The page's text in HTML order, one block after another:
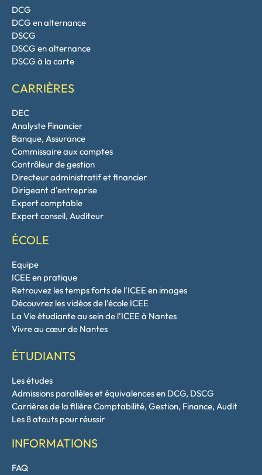
DCG
DCG en alternance
DSCG
DSCG en alternance
DSCG à la carte
CARRIÈRES
DEC
Analyste Financier
Banque, Assurance
Commissaire aux comptes
Contrôleur de gestion
Directeur administratif et financier
Dirigeant d’entreprise
Expert comptable
Expert conseil, Auditeur
ÉCOLE
Equipe
ICEE en pratique
Retrouvez les temps forts de l’ICEE en images
Découvrez les vidéos de l’école ICEE
La Vie étudiante au sein de l’ICEE à Nantes
Vivre au cœur de Nantes
ÉTUDIANTS
Les études
Admissions parallèles et équivalences en DCG, DSCG
Carrières de la filière Comptabilité, Gestion, Finance, Audit
Les 8 atouts pour réussir
INFORMATIONS
FAQ